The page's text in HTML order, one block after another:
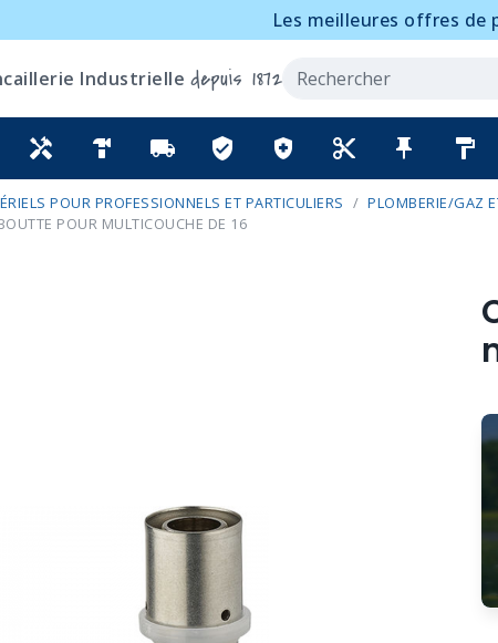
Les meilleures offres de
Industrielle depuis 1872
handyman hardware local_shipping verified_user health_and_safety content_cut push_pin format_paint
POUR PROFESSIONNELS ET PARTICULIERS PLOMBERIE/GAZ
POUR MULTICOUCHE DE 16